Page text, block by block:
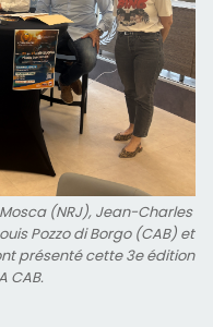
(NRJ), Jean-Charles
Pozzo di Borgo (CAB) et
présenté cette 3e édition
CAB.